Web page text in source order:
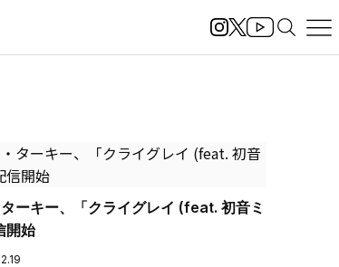
ーキー、「クライグレイ (feat. 初音ミ
開始